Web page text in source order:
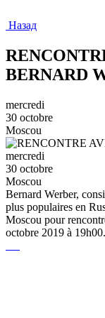
Назад
BERNARD
mercredi
30 octobre
Moscou
mercredi
30 octobre
Moscou
Bernard Werber,
plus populaires en
Moscou pour
octobre 2019 à